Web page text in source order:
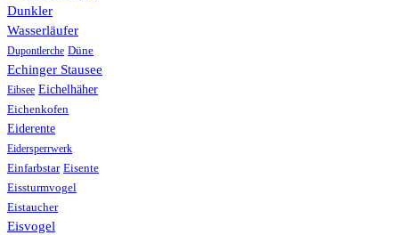
Dunkler
Wasserläufer
Dupontlerche Düne
Echinger Stausee
Eibsee Eichelhäher
Eichenkofen
Eiderente
Eidersperrwerk
Einfarbstar Eisente
Eissturmvogel
Eistaucher
Eisvogel